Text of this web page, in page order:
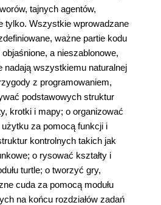
tajnych agentów,
tylko. Wszystkie wprowadzane
ważne partie kodu
a nieszablonowe,
nadają wszystkiemu naturalnej
z programowaniem,
podstawowych struktur
krotki i mapy; o organizować
za pomocą funkcji i
kontrolnych takich jak
o rysować kształty i
turtle; o tworzyć gry,
cuda za pomocą modułu
na końcu rozdziałów zadań